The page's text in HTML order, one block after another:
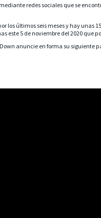
redes sociales que se
los últimos seis meses y hay unas
este 5 de noviembre del 2020 que
anuncie en forma su siguiente